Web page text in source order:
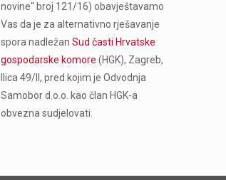
novine“ broj 121/16) obavještavamo
Vas da je za alternativno rješavanje
spora nadležan Sud časti Hrvatske
gospodarske komore (HGK), Zagreb,
Ilica 49/II, pred kojim je Odvodnja
Samobor d.o.o. kao član HGK-a
obvezna sudjelovati.